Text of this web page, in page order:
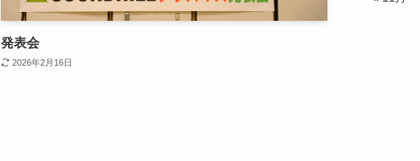
発表会
2026年2月16日